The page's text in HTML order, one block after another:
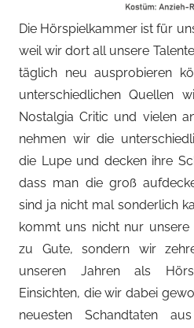
Die Hörspielkammer ist für
weil wir dort all unsere
täglich neu ausprobieren
unterschiedlichen Quellen
Nostalgia Critic und vielen
nehmen wir die
die Lupe und decken ihre
dass man die groß
sind ja nicht mal sonderlich
kommt uns nicht nur unsere
zu Gute, sondern wir
unseren Jahren als
Einsichten, die wir dabei
neuesten Schandtaten